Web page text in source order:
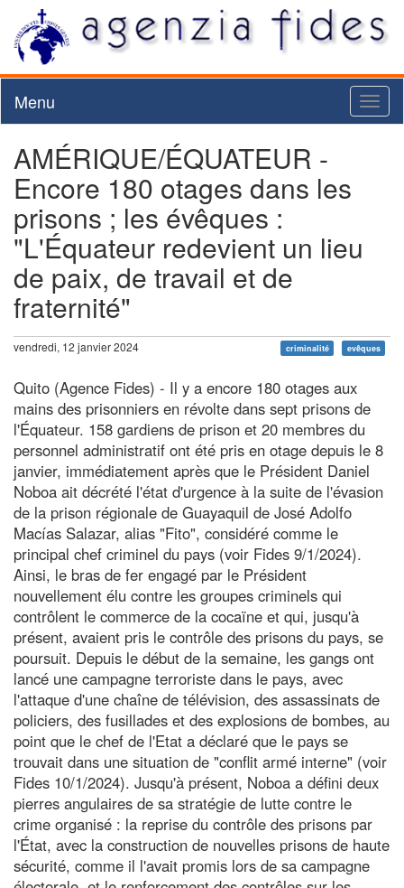
Menu
AMÉRIQUE/ÉQUATEUR -
Encore 180 otages dans les
prisons ; les évêques :
"L'Équateur redevient un lieu
de paix, de travail et de
fraternité"
vendredi, 12 janvier 2024 criminalité evêques
Quito (Agence Fides) - Il y a encore 180 otages aux
mains des prisonniers en révolte dans sept prisons de
l'Équateur. 158 gardiens de prison et 20 membres du
personnel administratif ont été pris en otage depuis le 8
janvier, immédiatement après que le Président Daniel
Noboa ait décrété l'état d'urgence à la suite de l'évasion
de la prison régionale de Guayaquil de José Adolfo
Macías Salazar, alias "Fito", considéré comme le
principal chef criminel du pays (voir Fides 9/1/2024).
Ainsi, le bras de fer engagé par le Président
nouvellement élu contre les groupes criminels qui
contrôlent le commerce de la cocaïne et qui, jusqu'à
présent, avaient pris le contrôle des prisons du pays, se
poursuit. Depuis le début de la semaine, les gangs ont
lancé une campagne terroriste dans le pays, avec
l'attaque d'une chaîne de télévision, des assassinats de
policiers, des fusillades et des explosions de bombes, au
point que le chef de l'Etat a déclaré que le pays se
trouvait dans une situation de "conflit armé interne" (voir
Fides 10/1/2024). Jusqu'à présent, Noboa a défini deux
pierres angulaires de sa stratégie de lutte contre le
crime organisé : la reprise du contrôle des prisons par
l'État, avec la construction de nouvelles prisons de haute
sécurité, comme il l'avait promis lors de sa campagne